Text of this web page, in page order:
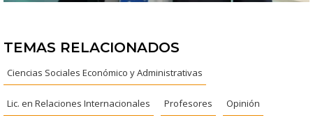
TEMAS RELACIONADOS
Ciencias Sociales Económico y Administrativas
Lic. en Relaciones Internacionales Profesores Opinión